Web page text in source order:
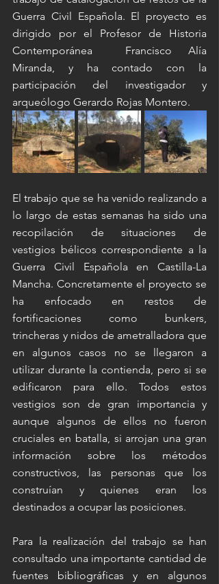
Guerra Civil Española. El proyecto es
dirigido por el Profesor de Historia
Contemporánea  Francisco Alía
Miranda, y ha contado con la
participación del investigador y
arqueólogo Gerardo Rojas Montero.
El trabajo que se ha venido realizando a
lo largo de estas semanas ha sido una
recopilación de situaciones de
vestigios bélicos correspondiente a la
Guerra Civil Española en Castilla-La
Mancha. Concretamente el proyecto se
ha enfocado en restos de
fortificaciones como bunkers,
trincheras y nidos de ametralladora que
en algunos casos no se llegaron a
utilizar durante la contienda, pero si se
edificaron para ello. Todos estos
vestigios son de gran importancia y
aunque algunos de ellos no fueron
cruciales en batalla, si arrojan una gran
información sobre los métodos
constructivos, las personas que los
construían y quienes eran los
destinados a ocupar las posiciones.
Para la realización del trabajo se han
consultado una importante cantidad de
fuentes bibliográficas y en algunos